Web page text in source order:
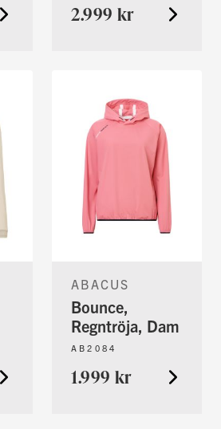
2.999 kr
ABACUS
Bounce,
Regntröja, Dam
AB2084
1.999 kr